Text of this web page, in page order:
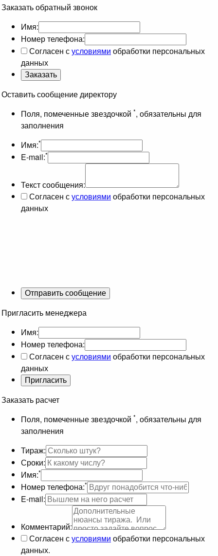
Заказать обратный звонок
Имя:
Номер телефона:
Согласен сусловиями обработки персональных
данных
Оставить сообщение директору
Поля, помеченные звездочкой *, обязательны для
заполнения
Имя:*
E-mail:*
Текст сообщения:
Согласен сусловиями обработки персональных
данных
Пригласить менеджера
Имя:
Номер телефона:
Согласен сусловиями обработки персональных
данных
Заказать расчет
Поля, помеченные звездочкой *, обязательны для
заполнения
Тираж:
Сроки:
Имя:*
Номер телефона:*
E-mail:
Комментарий:
Согласен сусловиями обработки персональных
данных.